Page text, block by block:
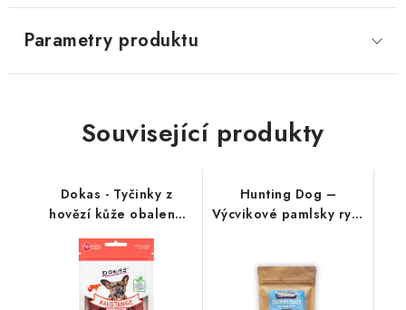
Parametry produktu
Související produkty
Dokas - Tyčinky z
hovězí kůže obalené
kachním; 50 g
Hunting Dog –
Výcvikové pamlsky rybí